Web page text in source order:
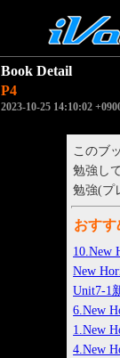
Book Detail
P4
2023-10-25 14:10:02
このブ
勉強し
勉強(プ
おすす
10.New
New
Unit7-1
6.New
1.New
4.New